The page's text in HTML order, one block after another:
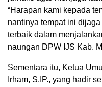
“Harapan kami kepada
nantinya tempat ini
terbaik dalam
naungan DPW IJS Kab.
Sementara itu, Ketua
Irham, S.IP., yang hadir